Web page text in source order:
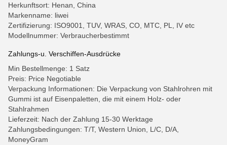
Herkunftsort: Henan, China
Markenname: liwei
Zertifizierung: ISO9001, TUV, WRAS, CO, MTC, PL, IV etc
Modellnummer: Verbraucherbestimmt
Zahlungs-u. Verschiffen-Ausdrücke
Min Bestellmenge: 1 Satz
Preis: Price Negotiable
Verpackung Informationen: Die Verpackung von Stahlrohren mit
Gummi ist auf Eisenpaletten, die mit einem Holz- oder
Stahlrahmen
Lieferzeit: Nach der Zahlung 15-30 Werktage
Zahlungsbedingungen: T/T, Western Union, L/C, D/A,
MoneyGram